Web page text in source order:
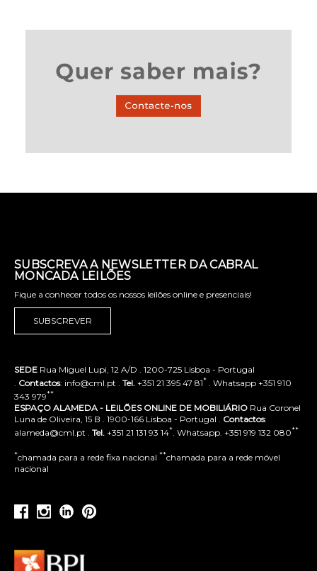
SUBSCREVA A NEWSLETTER DA CABRAL
MONCADA LEILÕES
Fique a conhecer todos os nossos leilões online e presenciais!
SUBSCREVER
SEDE Rua Miguel Lupi, 12 A/D . 1200-725 Lisboa - Portugal
Contactos: info@cml.pt . Tel. +351 21 395 47 81* . Whatsapp +351 910
343 979**
ESPAÇO ALAMEDA - LEILÕES ONLINE DE MOBILIÁRIO Rua Coronel
Luna de Oliveira, 15 B . 1900-166 Lisboa - Portugal . Contactos:
alameda@cml.pt . Tel. +351 21 131 93 14* . Whatsapp. +351 919 132 080**
*chamada para a rede fixa nacional **chamada para a rede móvel
nacional